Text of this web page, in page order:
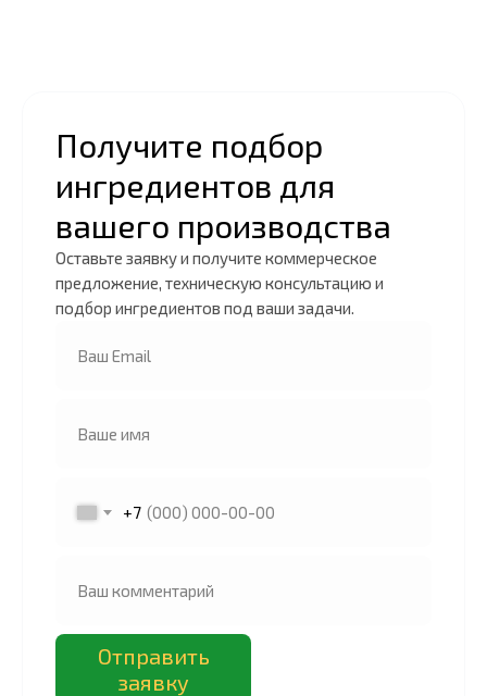
Получите подбор
ингредиентов для
вашего производства
Оставьте заявку и получите коммерческое
предложение, техническую консультацию и
подбор ингредиентов под ваши задачи.
+7
Отправить
заявку